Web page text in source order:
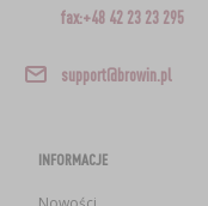
fax:+48 42 23 23 295
support@browin.pl
INFORMACJE